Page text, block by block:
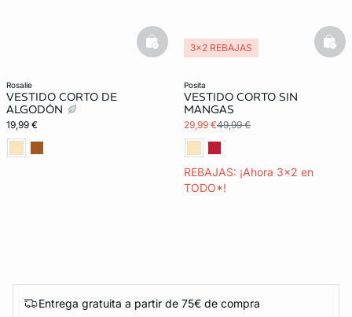
rosalie
VESTIDO CORTO DE
ALGODÓN
19,99 €
basketfull
posita
VESTIDO CORTO SIN
MANGAS
29,99 €49,99 €
REBAJAS: ¡Ahora 3x2 en
TODO*!
3x2 REBAJAS
Entrega gratuita a partir de 75€ de compra